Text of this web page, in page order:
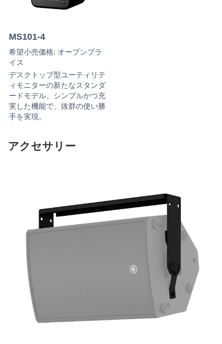
MS101-4
希望小売価格: オープンプラ
イス
デスクトップ型ユーティリテ
ィモニターの新たなスタンダ
ードモデル。シンプルかつ充
実した機能で、抜群の使い勝
手を実現。
アクセサリー